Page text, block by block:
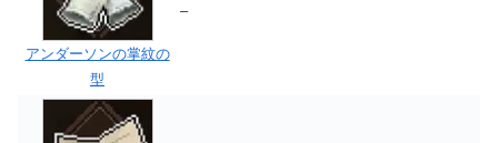
アンダーソンの掌紋の
型
–